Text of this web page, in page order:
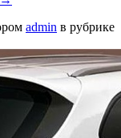
admin в рубрике